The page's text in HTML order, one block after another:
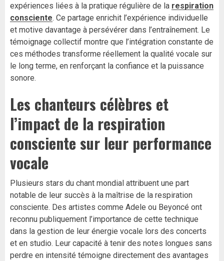
expériences liées à la pratique régulière de la respiration
consciente. Ce partage enrichit l’expérience individuelle
et motive davantage à persévérer dans l’entraînement. Le
témoignage collectif montre que l’intégration constante de
ces méthodes transforme réellement la qualité vocale sur
le long terme, en renforçant la confiance et la puissance
sonore.
Les chanteurs célèbres et
l’impact de la respiration
consciente sur leur performance
vocale
Plusieurs stars du chant mondial attribuent une part
notable de leur succès à la maîtrise de la respiration
consciente. Des artistes comme Adele ou Beyoncé ont
reconnu publiquement l’importance de cette technique
dans la gestion de leur énergie vocale lors des concerts
et en studio. Leur capacité à tenir des notes longues sans
perdre en intensité témoigne directement des avantages